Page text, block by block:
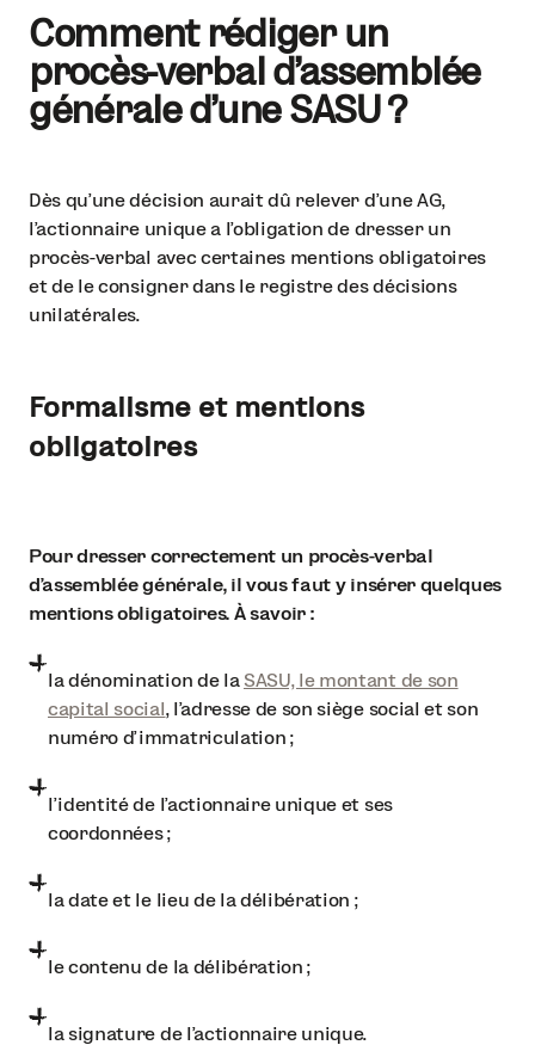
Comment rédiger un
procès-verbal d’assemblée
générale d’une SASU ?
Dès qu’une décision aurait dû relever d’une AG,
l’actionnaire unique a l’obligation de dresser un
procès-verbal avec certaines mentions obligatoires
et de le consigner dans le registre des décisions
unilatérales.
Formalisme et mentions
obligatoires
Pour dresser correctement un procès-verbal
d’assemblée générale, il vous faut y insérer quelques
mentions obligatoires. À savoir :
la dénomination de la SASU, le montant de son
capital social, l’adresse de son siège social et son
numéro d’immatriculation ;
l’identité de l’actionnaire unique et ses
coordonnées ;
la date et le lieu de la délibération ;
le contenu de la délibération ;
la signature de l’actionnaire unique.